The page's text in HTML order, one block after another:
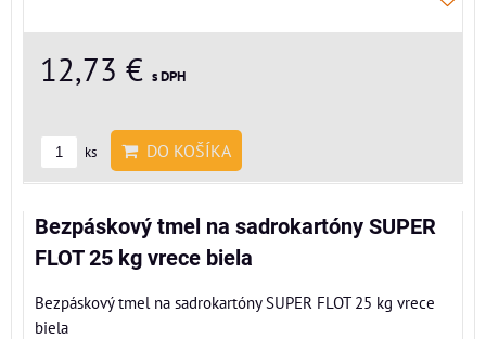
12,73 € s DPH
ks DO KOŠÍKA
Bezpáskový tmel na sadrokartóny SUPER
FLOT 25 kg vrece biela
Bezpáskový tmel na sadrokartóny SUPER FLOT 25 kg vrece
biela